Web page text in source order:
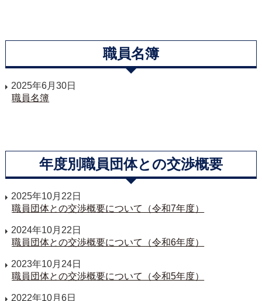
職員名簿
2025年6月30日
職員名簿
年度別職員団体との交渉概要
2025年10月22日
職員団体との交渉概要について（令和7年度）
2024年10月22日
職員団体との交渉概要について（令和6年度）
2023年10月24日
職員団体との交渉概要について（令和5年度）
2022年10月6日